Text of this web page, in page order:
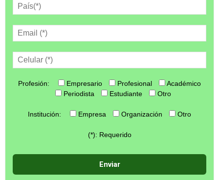
Profesión: Empresario Profesional
Académico
Periodista
Estudiante Otro
Institución: Empresa Organización Otro
(*): Requerido